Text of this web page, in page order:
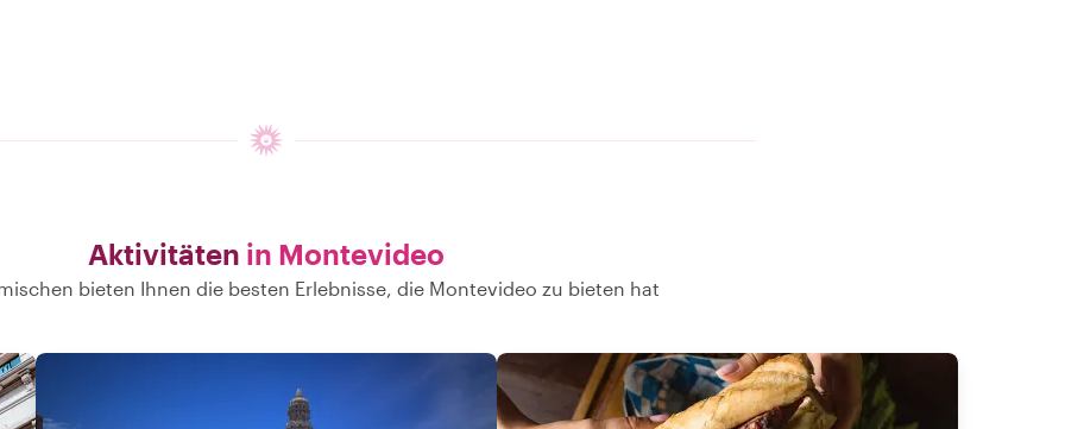
Aktivitäten in Montevideo
bieten Ihnen die besten Erlebnisse, die Montevideo zu bieten hat